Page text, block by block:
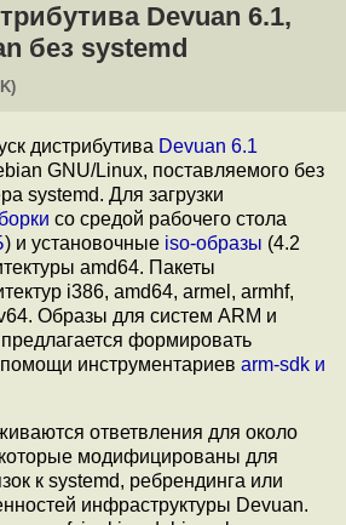
Devuan 6.1,
без systemd
дистрибутива Devuan 6.1
GNU/Linux, поставляемого без
systemd. Для загрузки
со средой рабочего стола
) и установочные iso-образы (4.2
amd64. Пакеты
i386, amd64, armel, armhf,
Образы для систем ARM и
формировать
инструментариев arm-sdk и
ответвления для около
модифицированы для
к systemd, ребрендинга или
инфраструктуры Devuan.